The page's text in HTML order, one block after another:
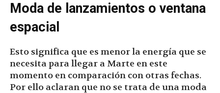
Moda de lanzamientos o ventana
espacial
Esto significa que es menor la energía que se
necesita para llegar a Marte en este
momento en comparación con otras fechas.
Por ello aclaran que no se trata de una moda